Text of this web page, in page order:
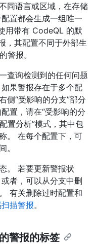
同语言或区域，在存储
置都会生成一组唯一
用带有 CodeQL 的默
，其配置不同于外部生
警报。
查询检测到的任何问题
果警报存在于多个配
侧“受影响的分支”部分
置，请在“受影响的分
置分析”模式，其中包
。 在每个配置下，可
。
。 若要更新警报状
者，可以从分支中删
有关删除过时配置和
描警报。
警报的标签